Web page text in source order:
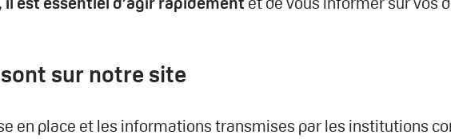
sur notre site
en place et les informations transmises par les institutions